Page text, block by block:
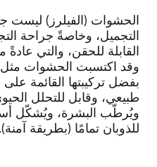
الحشوات (الفيلرز) ليست
التجميل، وخاصةً جراحة
القابلة للحقن، والتي
بفضل تركيبتها القائمة
طبيعي، وقابل للتحلل
ويُرطّب البشرة، ويُشكّل
للذوبان تمامًا (بطريقة آمنة).